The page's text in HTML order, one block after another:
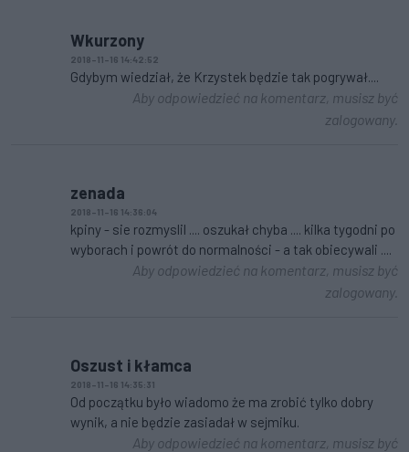
Wkurzony
2018-11-16 14:42:52
Gdybym wiedział, że Krzystek będzie tak pogrywał....
Aby odpowiedzieć na komentarz, musisz być
zalogowany.
zenada
2018-11-16 14:36:04
kpiny - sie rozmyslil .... oszukał chyba .... kilka tygodni po
wyborach i powrót do normalności - a tak obiecywali ....
Aby odpowiedzieć na komentarz, musisz być
zalogowany.
Oszust i kłamca
2018-11-16 14:35:31
Od początku było wiadomo że ma zrobić tylko dobry
wynik, a nie będzie zasiadał w sejmiku.
Aby odpowiedzieć na komentarz, musisz być